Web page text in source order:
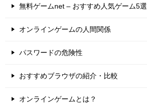
無料ゲームnet – おすすめ人気ゲーム5選
オンラインゲームの人間関係
パスワードの危険性
おすすめブラウザの紹介・比較
オンラインゲームとは？